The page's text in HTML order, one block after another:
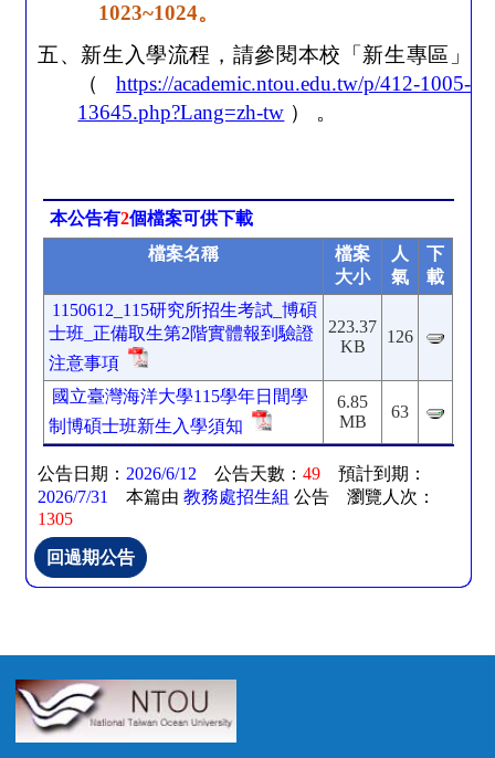
1023~1024。
五、新生入學流程，請參閱本校「新生專區」
（ https://academic.ntou.edu.tw/p/412-1005-
13645.php?Lang=zh-tw ） 。
本公告有2個檔案可供下載
檔案名稱
檔案
大小
人
氣
下
載
1150612_115研究所招生考試_博碩
士班_正備取生第2階實體報到驗證
注意事項
223.37
KB
126
國立臺灣海洋大學115學年日間學
制博碩士班新生入學須知
6.85
MB
63
公告日期：2026/6/12 公告天數：49 預計到期：
2026/7/31 本篇由 教務處招生組公告 瀏覽人次：
1305